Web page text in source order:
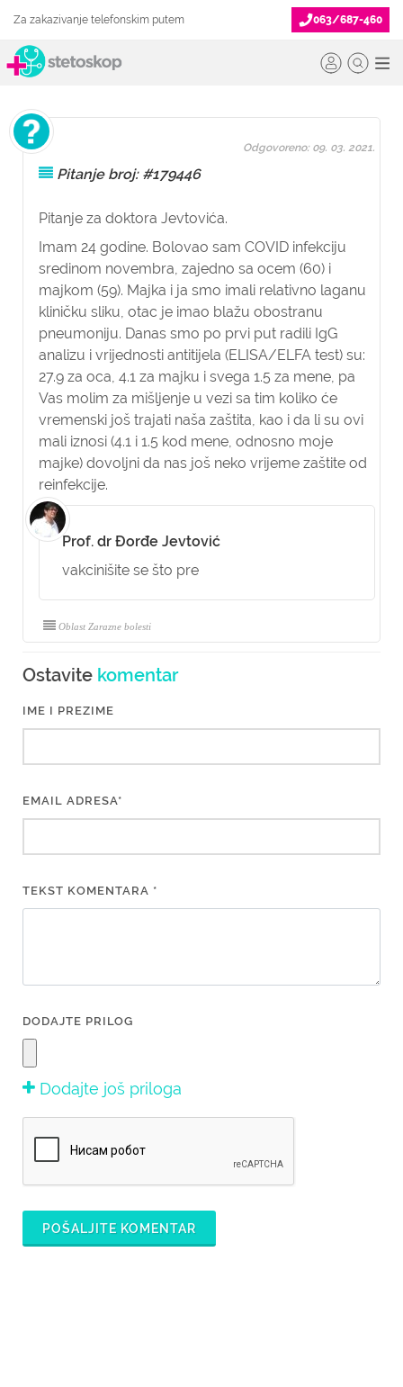
Za zakazivanje telefonskim putem 063/687-460
Pitanje broj: #179446
Pitanje za doktora Jevtovića.
Imam 24 godine. Bolovao sam COVID infekciju
sredinom novembra, zajedno sa ocem (60) i
majkom (59). Majka i ja smo imali relativno laganu
kliničku sliku, otac je imao blažu obostranu
pneumoniju. Danas smo po prvi put radili IgG
analizu i vrijednosti antitijela (ELISA/ELFA test) su:
27.9 za oca, 4.1 za majku i svega 1.5 za mene, pa
Vas molim za mišljenje u vezi sa tim koliko će
vremenski još trajati naša zaštita, kao i da li su ovi
mali iznosi (4.1 i 1.5 kod mene, odnosno moje
majke) dovoljni da nas još neko vrijeme zaštite od
reinfekcije.
Odgovoreno: 09. 03. 2021.
Prof. dr Đorđe Jevtović
vakcinišite se što pre
Oblast Zarazne bolesti
Ostavite komentar
IME I PREZIME
EMAIL ADRESA*
TEKST KOMENTARA *
DODAJTE PRILOG
Dodajte još priloga
POŠALJITE KOMENTAR